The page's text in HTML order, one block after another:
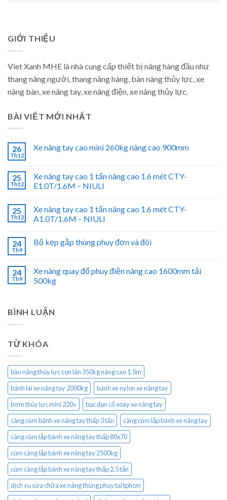
GIỚI THIỆU
Viet Xanh MHE là nhà cung cấp thiết bị nâng hàng đầu như
thang nâng người, thang nâng hàng, bàn nâng thủy lực, xe
nâng bàn, xe nâng tay, xe nâng điện, xe nâng thủy lực.
BÀI VIẾT MỚI NHẤT
26
Th12
Xe nâng tay cao mini 260kg nâng cao 900mm
25
Th12
Xe nâng tay cao 1 tấn nâng cao 1.6 mét CTY-
E1.0T/1.6M – NIULI
25
Th12
Xe nâng tay cao 1 tấn nâng cao 1.6 mét CTY-
A1.0T/1.6M – NIULI
24
Th9
Bộ kẹp gắp thùng phuy đơn và đôi
24
Th9
Xe nâng quay đổ phuy điện nâng cao 1600mm tải
500kg
BÌNH LUẬN
TỪ KHÓA
bàn nâng thủy lực con lăn 350kg nâng cao 1.5m
bánh lái xe nâng tay 2000kg
bánh xe nylon xe nâng tay
bơm thủy lực mini 220v
bạc đạn cổ xoay xe nâng tay
càng cùm bánh xe nâng tay thấp 3 tấn
càng cùm lắp bánh xe nâng tay
càng cùm lắp bánh xe nâng tay thấp 80x70
cùm càng lắp bánh xe nâng tay 2500kg
cùm càng lắp bánh xe nâng tay thấp 2.5 tấn
dịch vụ sửa chữa xe nâng thùng phuy tại tphcm